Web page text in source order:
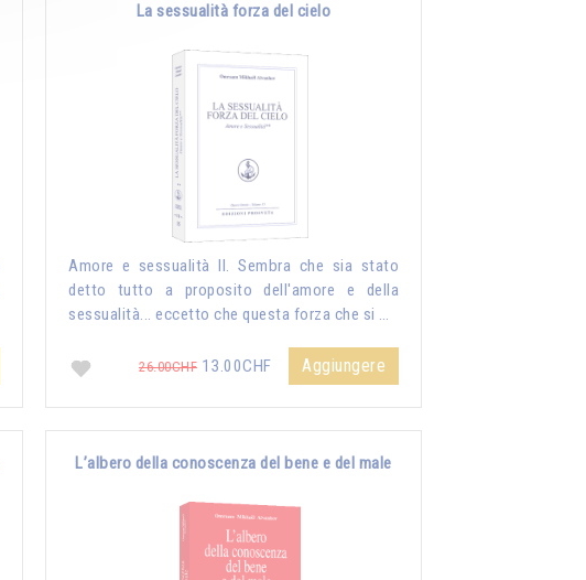
La sessualità forza del cielo
Amore e sessualità II. Sembra che sia stato
detto tutto a proposito dell'amore e della
sessualità... eccetto che questa forza che si …
26.00CHF 13.00CHF Aggiungere
L’albero della conoscenza del bene e del male